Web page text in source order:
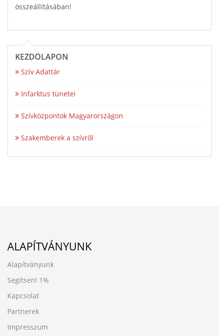
összeállításában!
KEZDŐLAPON
Szív Adattár
Infarktus tünetei
Szívközpontok Magyarországon
Szakemberek a szívről
ALAPÍTVÁNYUNK
Alapítványunk
Segítsen! 1%
Kapcsolat
Partnerek
Impresszum